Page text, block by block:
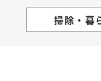
掃除・暮